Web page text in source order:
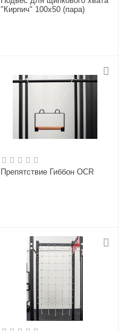
"Кирпич" 100х50 (пара)
Препятствие Гиббон OCR